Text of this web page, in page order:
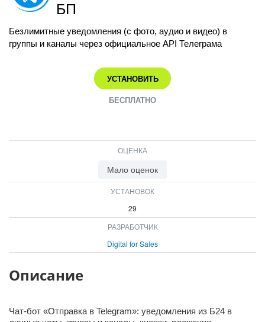
ПОЛЕЗНОЕ
ПОДДЕРЖКА
ПОЛУЧИТЬ БЕСПЛАТНО
БП
Безлимитные уведомления (с фото, аудио и видео) в
группы и каналы через официальное API Телеграма
УСТАНОВИТЬ
БЕСПЛАТНО
ОЦЕНКА
Мало оценок
УСТАНОВОК
29
РАЗРАБОТЧИК
Digital for Sales
Описание
Чат-бот «Отправка в Telegram»: уведомления из Б24 в